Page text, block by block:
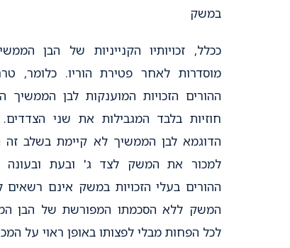
במשק
ככלל, זכויותיו הקנייניות של הבן
מוסדרות לאחר פטירת הוריו. כלומר,
ההורים הזכויות המוענקות לבן הממשיך
חוזיות בלבד המגבילות את שני
הדוגמא לבן הממשיך לא קיימת בשלב זה
למכור את המשק לצד ג' ובעת
ההורים בעלי הזכויות במשק אינם רשאים
המשק ללא הסכמתו המפורשת של הבן
לכל הפחות מבלי לפצותו באופן ראוי על